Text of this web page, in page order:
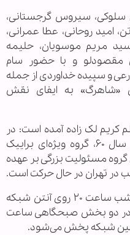
سلوکی، سیروس گرجستانی،
امید روحانی، عطا عمرانی،
مریم موسویان، حلیمه
مقصودلو و با حضور سام
و سپیده خداوردی از جمله
«شاهرگ» به ایفای نقش
کریم لک زاده آمده است: در
سال‌های نا آرام پس از انقلاب در سال ۶۰، گروه ویژه‌ای براییک
مسئولیت بزرگی بر عهده
در تهران در حال حرکت است.
مجموعه تلویزیونی شاهرگ، هر شب ساعت ۲۰ روی آنتن شبکه
در دو بخش‌ صبحگاهی ساعت